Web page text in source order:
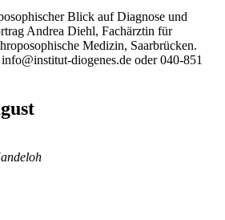
Blick auf Diagnose und
Andrea Diehl, Fachärztin für
Medizin, Saarbrücken.
info@institut-diogenes.de oder 040-851